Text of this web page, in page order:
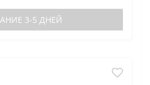
3-5 ДНЕЙ